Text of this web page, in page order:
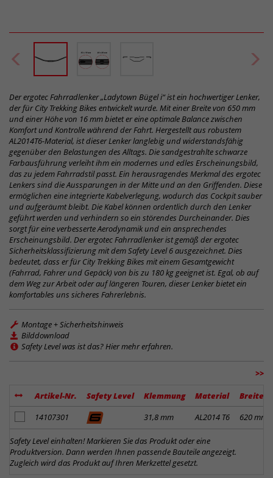
Der ergotec Fahrradlenker „Ladytown Bügel i“ ist ein hochwertiger Lenker,
der für City Trekking Bikes entwickelt wurde. Mit einer Breite von 650 mm
und einer Höhe von 16 mm bietet er eine optimale Balance zwischen
Komfort und Kontrolle während der Fahrt. Hergestellt aus robustem
AL2014T6-Material, ist dieser Lenker langlebig und widerstandsfähig
gegenüber den Belastungen des Alltags. Die sandgestrahlte schwarze
Farbausführung verleiht ihm ein modernes und edles Erscheinungsbild,
das zu jedem Fahrradstil passt. Ein herausragendes Merkmal des ergotec
Lenkers sind die Aussparungen in der Mitte und an den Griffenden. Diese
ermöglichen eine integrierte Kabelverlegung, wodurch das Cockpit sauber
und aufgeräumt bleibt. Die Kabel können ordentlich durch den Lenker
geführt werden und verhindern so ein störendes Durcheinander. Dies
sorgt für eine verbesserte Aerodynamik und ein ansprechendes
Erscheinungsbild. Der ergotec Fahrradlenker ist gemäß der ergotec
Sicherheitsklassifizierung mit dem Safety Level 6 ausgezeichnet. Dies
bedeutet, dass er für City Trekking Bikes mit einem Gesamtgewicht
(Fahrrad, Fahrer und Gepäck) von bis zu 180 kg geeignet ist. Egal, ob auf
dem Weg zur Arbeit oder auf längeren Touren, dieser Lenker bietet ein
komfortables uns sicheres Fahrerlebnis.
Montage + Sicherheitshinweis
Bilddownload
Safety Level was ist das? Hier mehr erfahren.
>>
Artikel-Nr. Safety Level Klemmung Material
Breite
Artikel zum Merkzettel hinzufügen
14107301 31,8 mm AL2014 T6 620 mm
Safety Level einhalten! Markieren Sie das Produkt oder eine
Produktversion. Dann werden Ihnen passende Bauteile angezeigt.
Zugleich wird das Produkt auf Ihren Merkzettel gesetzt.